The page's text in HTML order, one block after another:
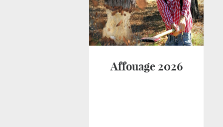
Affouage 2026